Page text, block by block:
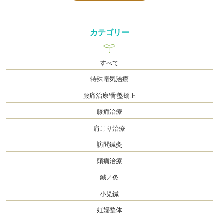
カテゴリー
すべて
特殊電気治療
腰痛治療/骨盤矯正
膝痛治療
肩こり治療
訪問鍼灸
頭痛治療
鍼／灸
小児鍼
妊婦整体